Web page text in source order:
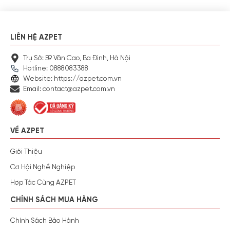
LIÊN HỆ AZPET
Trụ Sở: 59 Văn Cao, Ba Đình, Hà Nội
Hotline: 0888083388
Website: https://azpet.com.vn
Email: contact@azpet.com.vn
VỀ AZPET
Giới Thiệu
Cơ Hội Nghề Nghiệp
Hợp Tác Cùng AZPET
CHÍNH SÁCH MUA HÀNG
Chính Sách Bảo Hành